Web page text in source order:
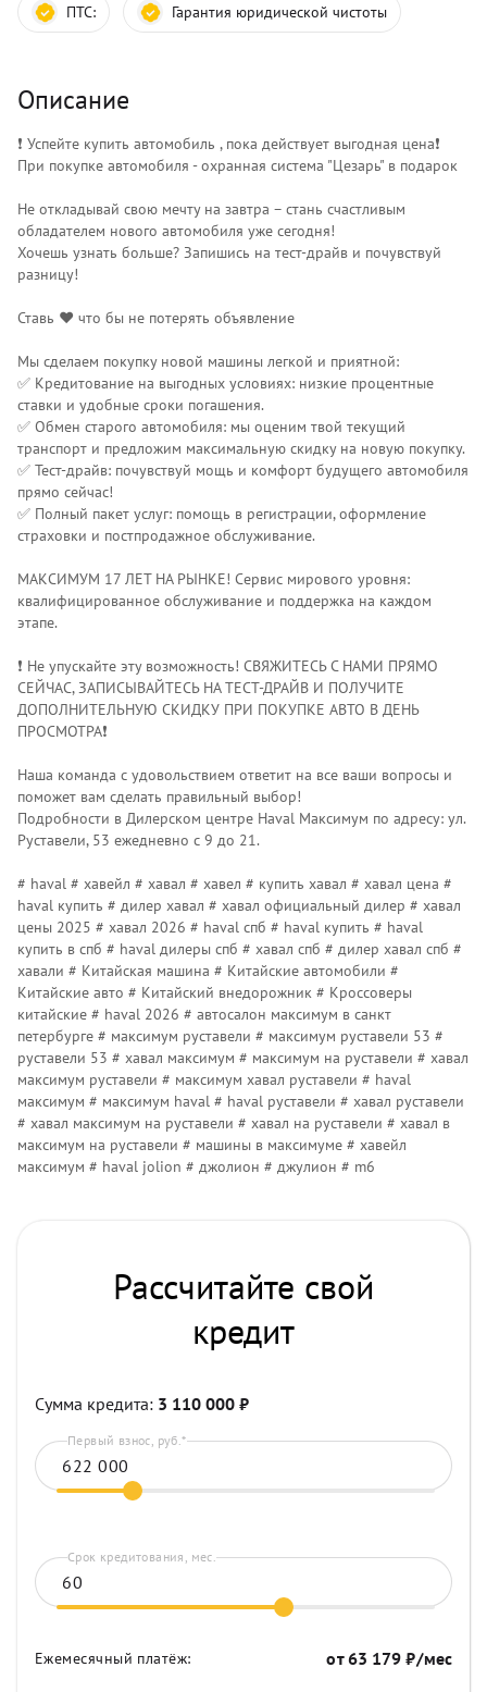
ПТС: Гарантия юридической чистоты
Описание
❗️ Успейте купить автомобиль , пока действует выгодная цена❗️
При покупке автомобиля - охранная система "Цезарь" в подарок
Не откладывай свою мечту на завтра – стань счастливым
обладателем нового автомобиля уже сегодня!
Хочешь узнать больше? Запишись на тест-драйв и почувствуй
разницу!
Ставь ❤️ что бы не потерять объявление
Мы сделаем покупку новой машины легкой и приятной:
✅ Кредитование на выгодных условиях: низкие процентные
ставки и удобные сроки погашения.
✅ Обмен старого автомобиля: мы оценим твой текущий
транспорт и предложим максимальную скидку на новую покупку.
✅ Тест-драйв: почувствуй мощь и комфорт будущего автомобиля
прямо сейчас!
✅ Полный пакет услуг: помощь в регистрации, оформление
страховки и постпродажное обслуживание.
МАКСИМУМ 17 ЛЕТ НА РЫНКЕ! Сервис мирового уровня:
квалифицированное обслуживание и поддержка на каждом
этапе.
❗️ Не упускайте эту возможность! СВЯЖИТЕСЬ С НАМИ ПРЯМО
СЕЙЧАС, ЗАПИСЫВАЙТЕСЬ НА ТЕСТ-ДРАЙВ И ПОЛУЧИТЕ
ДОПОЛНИТЕЛЬНУЮ СКИДКУ ПРИ ПОКУПКЕ АВТО В ДЕНЬ
ПРОСМОТРА❗️
Наша команда с удовольствием ответит на все ваши вопросы и
поможет вам сделать правильный выбор!
Подробности в Дилерском центре Наvаl Максимум по адресу: ул.
Руставели, 53 ежедневно с 9 до 21.
# haval # хавейл # хавал # хавел # купить хавал # хавал цена #
haval купить # дилер хавал # хавал официальный дилер # хавал
цены 2025 # хавал 2026 # haval спб # haval купить # haval
купить в спб # haval дилеры спб # хавал спб # дилер хавал спб #
хавали # Китайская машина # Китайские автомобили #
Китайские авто # Китайский внедорожник # Кроссоверы
китайские # haval 2026 # автосалон максимум в санкт
петербурге # максимум руставели # максимум руставели 53 #
руставели 53 # хавал максимум # максимум на руставели # хавал
максимум руставели # максимум хавал руставели # haval
максимум # максимум haval # haval руставели # хавал руставели
# хавал максимум на руставели # хавал на руставели # хавал в
максимум на руставели # машины в максимуме # хавейл
максимум # haval jolion # джолион # джулион # m6
Рассчитайте свой
кредит
Сумма кредита: 3 110 000 ₽
Первый взнос, руб.*
Срок кредитования, мес.
Ежемесячный платёж: от63 179 ₽/мес